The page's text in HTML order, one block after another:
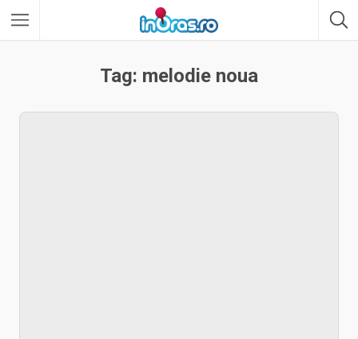
Tag: melodie noua